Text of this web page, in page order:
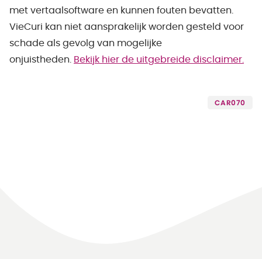
met vertaalsoftware en kunnen fouten bevatten.
VieCuri kan niet aansprakelijk worden gesteld voor
schade als gevolg van mogelijke
onjuistheden.
Bekijk hier de uitgebreide disclaimer.
CAR070